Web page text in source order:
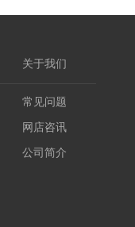
关于我们
常见问题
网店咨讯
公司简介